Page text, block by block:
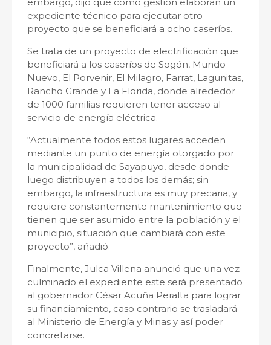
expediente técnico para ejecutar otro
proyecto que se beneficiará a ocho caseríos.
Se trata de un proyecto de electrificación que
beneficiará a los caseríos de Sogón, Mundo
Nuevo, El Porvenir, El Milagro, Farrat, Lagunitas,
Rancho Grande y La Florida, donde alrededor
de 1000 familias requieren tener acceso al
servicio de energía eléctrica.
“Actualmente todos estos lugares acceden
mediante un punto de energía otorgado por
la municipalidad de Sayapuyo, desde donde
luego distribuyen a todos los demás; sin
embargo, la infraestructura es muy precaria, y
requiere constantemente mantenimiento que
tienen que ser asumido entre la población y el
municipio, situación que cambiará con este
proyecto”, añadió.
Finalmente, Julca Villena anunció que una vez
culminado el expediente este será presentado
al gobernador César Acuña Peralta para lograr
su financiamiento, caso contrario se trasladará
al Ministerio de Energía y Minas y así poder
concretarse.